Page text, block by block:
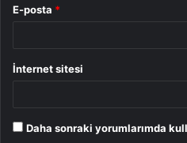
E-posta *
İnternet sitesi
Daha sonraki yorumlarımda